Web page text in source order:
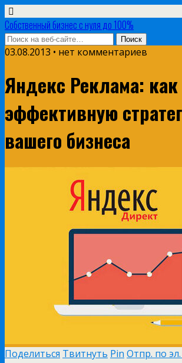
Собственный бизнес с нуля до 100%
03.08.2013 • нет комментариев
Яндекс Реклама:
эффективную
вашего бизнеса
Поделиться Твитнуть Pin Отпр. по